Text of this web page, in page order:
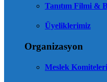
Tanıtım Filmi &
Üyeliklerimiz
Organizasyon
Meslek Komiteleri